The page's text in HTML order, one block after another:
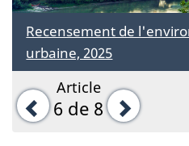
Précédent
Article
6 de 8 Suivant
Recensement de
urbaine, 2025